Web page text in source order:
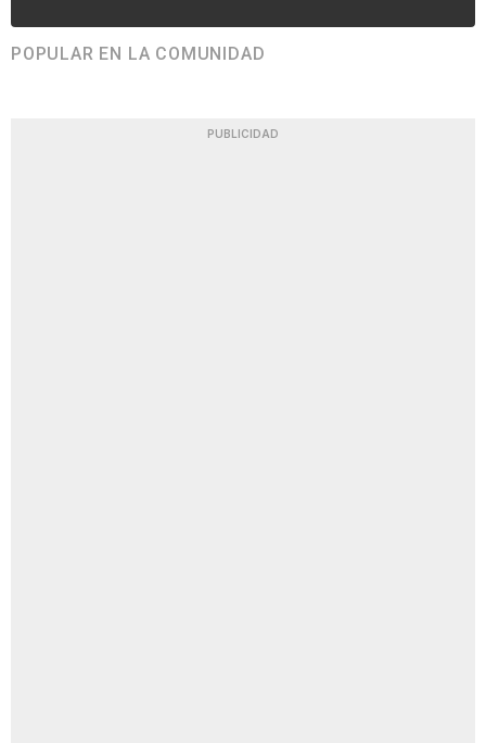
POPULAR EN LA COMUNIDAD
PUBLICIDAD